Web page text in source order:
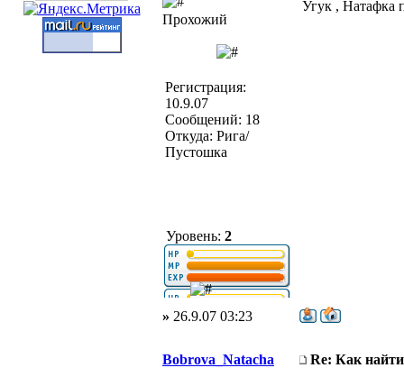
Прохожий
Регистрация:
10.9.07
Сообщений: 18
Откуда: Рига/
Пустошка
Уровень: 2
Угук , Натафка
» 26.9.07 03:23
Bobrova_Natacha Re: Как